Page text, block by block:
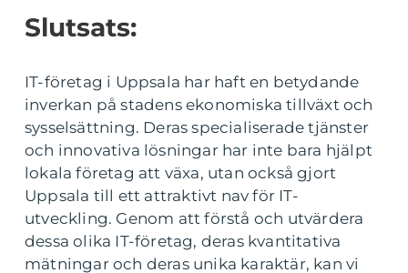
Slutsats:
IT-företag i Uppsala har haft en betydande
inverkan på stadens ekonomiska tillväxt och
sysselsättning. Deras specialiserade tjänster
och innovativa lösningar har inte bara hjälpt
lokala företag att växa, utan också gjort
Uppsala till ett attraktivt nav för IT-
utveckling. Genom att förstå och utvärdera
dessa olika IT-företag, deras kvantitativa
mätningar och deras unika karaktär, kan vi